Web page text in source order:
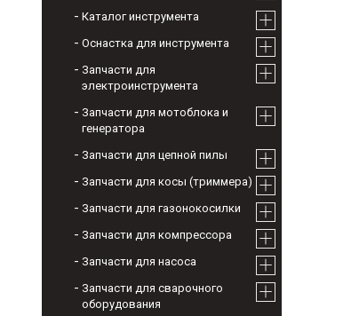
Каталог инструмента
Оснастка для инструмента
Запчасти для
электроинструмента
Запчасти для мотоблока и
генератора
Запчасти для цепной пилы
Запчасти для косы (триммера)
Запчасти для газонокосилки
Запчасти для компрессора
Запчасти для насоса
Запчасти для сварочного
оборудования